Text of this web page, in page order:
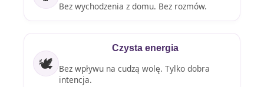
Bez wychodzenia z domu. Bez rozmów.
🕊️
Czysta energia
Bez wpływu na cudzą wolę. Tylko dobra
intencja.